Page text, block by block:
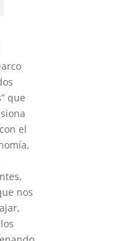
que
el
nos